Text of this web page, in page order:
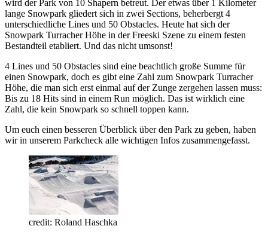
wird der Park von 10 Shapern betreut. Der etwas über 1 Kilometer
lange Snowpark gliedert sich in zwei Sections, beherbergt 4
unterschiedliche Lines und 50 Obstacles. Heute hat sich der
Snowpark Turracher Höhe in der Freeski Szene zu einem festen
Bestandteil etabliert. Und das nicht umsonst!
4 Lines und 50 Obstacles sind eine beachtlich große Summe für
einen Snowpark, doch es gibt eine Zahl zum Snowpark Turracher
Höhe, die man sich erst einmal auf der Zunge zergehen lassen muss:
Bis zu 18 Hits sind in einem Run möglich. Das ist wirklich eine
Zahl, die kein Snowpark so schnell toppen kann.
Um euch einen besseren Überblick über den Park zu geben, haben
wir in unserem Parkcheck alle wichtigen Infos zusammengefasst.
credit: Roland Haschka